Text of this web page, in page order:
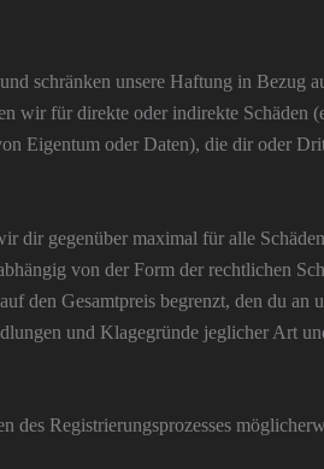
schränken unsere Haftung in
wir für direkte oder indirekte
Eigentum oder Daten), die dir oder
dir gegenüber maximal für alle
von der Form der rechtlichen
den Gesamtpreis begrenzt, den du
und Klagegründe jeglicher Art
Registrierungsprozesses